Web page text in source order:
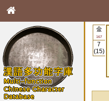
金
167
7
(15)